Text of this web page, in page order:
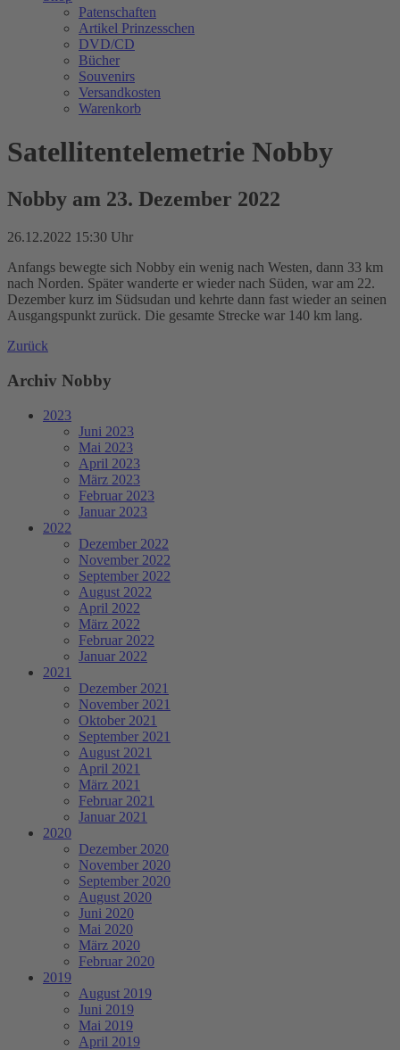
Patenschaften
Artikel Prinzesschen
DVD/CD
Bücher
Souvenirs
Versandkosten
Warenkorb
Satellitentelemetrie Nobby
Nobby am 23. Dezember 2022
26.12.2022 15:30 Uhr
Anfangs bewegte sich Nobby ein wenig nach Westen, dann 33 km
nach Norden. Später wanderte er wieder nach Süden, war am 22.
Dezember kurz im Südsudan und kehrte dann fast wieder an seinen
Ausgangspunkt zurück. Die gesamte Strecke war 140 km lang.
Zurück
Archiv Nobby
2023
Juni 2023
Mai 2023
April 2023
März 2023
Februar 2023
Januar 2023
2022
Dezember 2022
November 2022
September 2022
August 2022
April 2022
März 2022
Februar 2022
Januar 2022
2021
Dezember 2021
November 2021
Oktober 2021
September 2021
August 2021
April 2021
März 2021
Februar 2021
Januar 2021
2020
Dezember 2020
November 2020
September 2020
August 2020
Juni 2020
Mai 2020
März 2020
Februar 2020
2019
August 2019
Juni 2019
Mai 2019
April 2019